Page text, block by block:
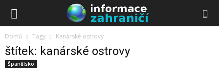
Domů Tagy Kanárské ostrovy
štítek: kanárské ostrovy
Španělsko